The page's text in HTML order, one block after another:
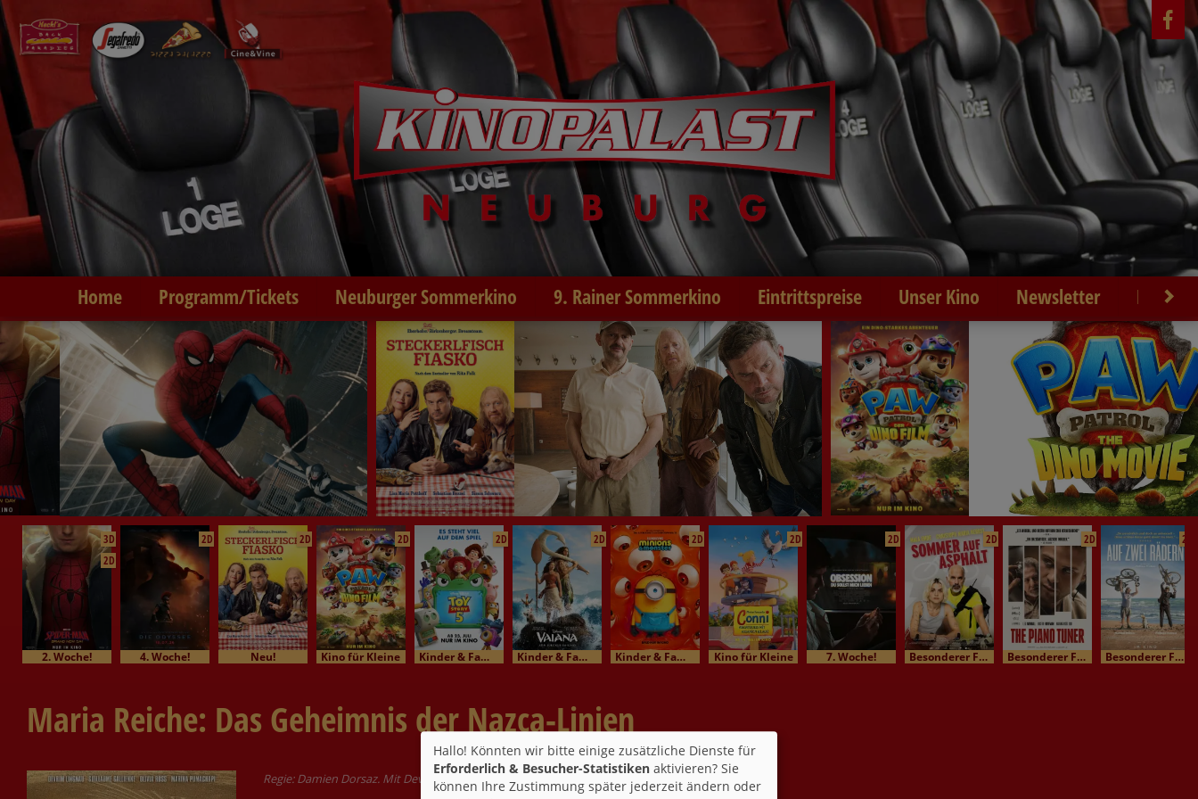
Home Programm/Tickets Neuburger Sommerkino 9. Rainer Sommerkino Eintrittspreise Unser Kino Newsletter Kontakt
3D
2D
2. Woche!
2D
4. Woche!
2D
Neu!
2D
Kino für Kleine
2D
Kinder & Familienkino
2D
Kinder & Familienkino
2D
Kinder & Familienkino
2D
Kino für Kleine
2D
7. Woche!
2D
Besonderer Film / Kinomatinee
2D
Besonderer Film / Kinomatinee
2D
Besonderer Film / Kinomatinee
Maria Reiche: Das Geheimnis der Nazca-Linien
Regie: Damien Dorsaz. Mit Devrim Lingnau, Guillaume Gallienne, Olivia Ross
Hallo! Könnten wir bitte einige zusätzliche Dienste für
Erforderlich & Besucher-Statistiken aktivieren? Sie
können Ihre Zustimmung später jederzeit ändern oder